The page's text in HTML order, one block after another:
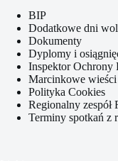
BIP
Dodatkowe dni
Dokumenty
Dyplomy i
Inspektor Ochrony
Marcinkowe wieści
Polityka Cookies
Regionalny zespół
Terminy spotkań z